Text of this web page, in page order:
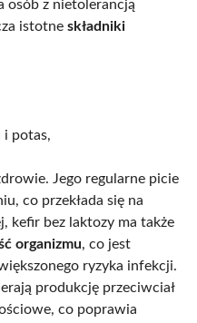
osób z nietolerancją
istotne składniki
i potas,
Jego regularne picie
co przekłada się na
kefir bez laktozy ma także
organizmu, co jest
ryzyka infekcji.
produkcję przeciwciał
co poprawia